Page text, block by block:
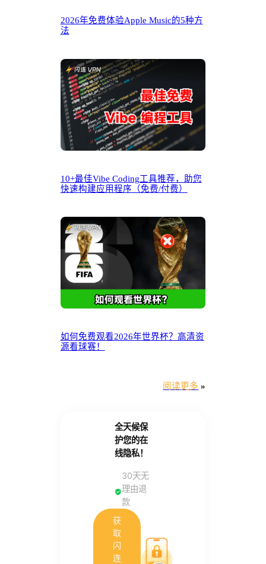
2026年免费体验Apple Music的5种方
法
10+最佳Vibe Coding工具推荐，助您
快速构建应用程序（免费/付费）
如何免费观看2026年世界杯？高清资
源看球赛！
阅读更多 »
全天候保
护您的在
线隐私！
30天无
理由退
款
获
取
闪
连